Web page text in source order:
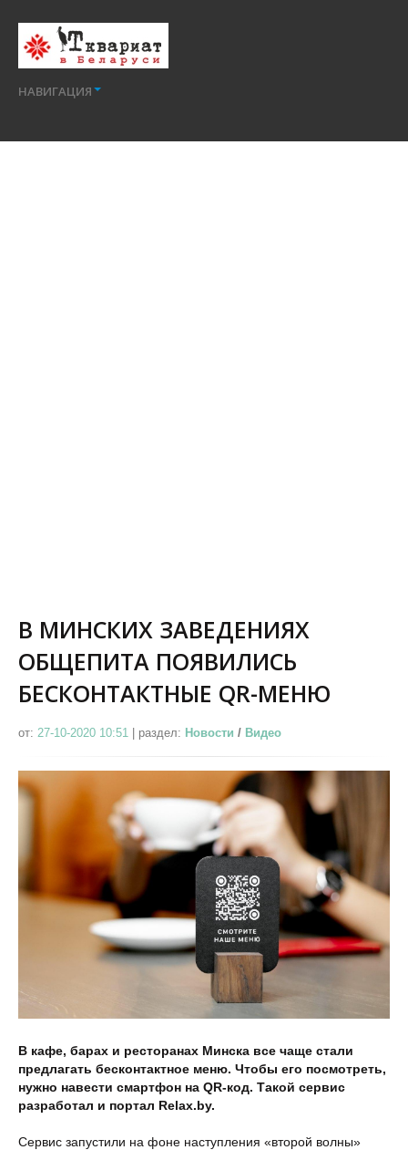
НАВИГАЦИЯ
В МИНСКИХ ЗАВЕДЕНИЯХ
ОБЩЕПИТА ПОЯВИЛИСЬ
БЕСКОНТАКТНЫЕ QR-МЕНЮ
от: 27-10-2020 10:51 раздел: Новости / Видео
В кафе, барах и ресторанах Минска все чаще стали
предлагать бесконтактное меню. Чтобы его посмотреть,
нужно навести смартфон на QR-код. Такой сервис
разработал и портал Relax.by.
Сервис запустили на фоне наступления «второй волны»